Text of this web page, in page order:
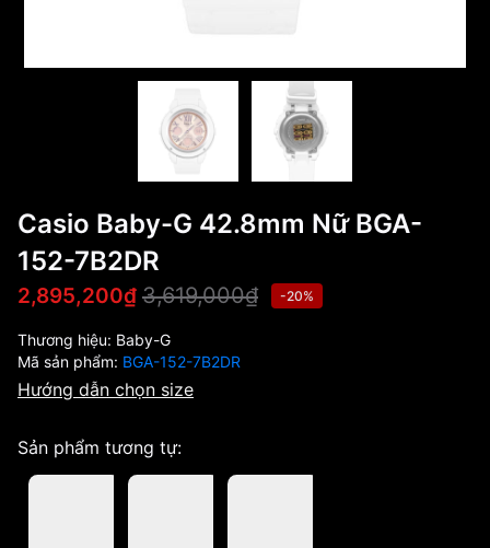
Casio Baby-G 42.8mm Nữ BGA-
152-7B2DR
2,895,200₫ 3,619,000₫ -20%
Thương hiệu: Baby-G
Mã sản phẩm: BGA-152-7B2DR
Hướng dẫn chọn size
Sản phẩm tương tự: